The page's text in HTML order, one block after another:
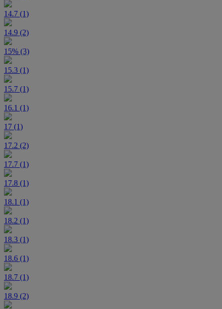
14.7 (1)
14.9 (2)
15% (3)
15.3 (1)
15.7 (1)
16.1 (1)
17 (1)
17.2 (2)
17.7 (1)
17.8 (1)
18.1 (1)
18.2 (1)
18.3 (1)
18.6 (1)
18.7 (1)
18.9 (2)